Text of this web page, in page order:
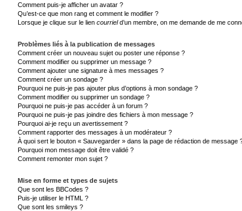
Comment puis-je afficher un avatar ?
Qu’est-ce que mon rang et comment le modifier ?
Lorsque je clique sur le lien courrield’un membre, on me demande de me
Problèmes liés à la publication de messages
Comment créer un nouveau sujet ou poster une réponse ?
Comment modifier ou supprimer un message ?
Comment ajouter une signature à mes messages ?
Comment créer un sondage ?
Pourquoi ne puis-je pas ajouter plus d’options à mon sondage ?
Comment modifier ou supprimer un sondage ?
Pourquoi ne puis-je pas accéder à un forum ?
Pourquoi ne puis-je pas joindre des fichiers à mon message ?
Pourquoi ai-je reçu un avertissement ?
Comment rapporter des messages à un modérateur ?
À quoi sert le bouton « Sauvegarder » dans la page de rédaction de message
Pourquoi mon message doit être validé ?
Comment remonter mon sujet ?
Mise en forme et types de sujets
Que sont les BBCodes ?
Puis-je utiliser le HTML ?
Que sont les smileys ?